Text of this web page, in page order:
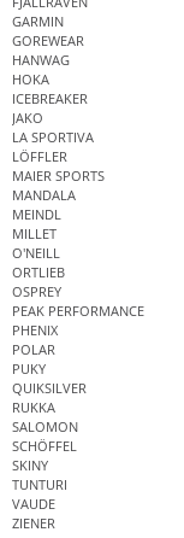
GARMIN
GOREWEAR
HANWAG
HOKA
ICEBREAKER
JAKO
LA SPORTIVA
LÖFFLER
MAIER SPORTS
MANDALA
MEINDL
MILLET
O'NEILL
ORTLIEB
OSPREY
PEAK PERFORMANCE
PHENIX
POLAR
PUKY
QUIKSILVER
RUKKA
SALOMON
SCHÖFFEL
SKINY
TUNTURI
VAUDE
ZIENER